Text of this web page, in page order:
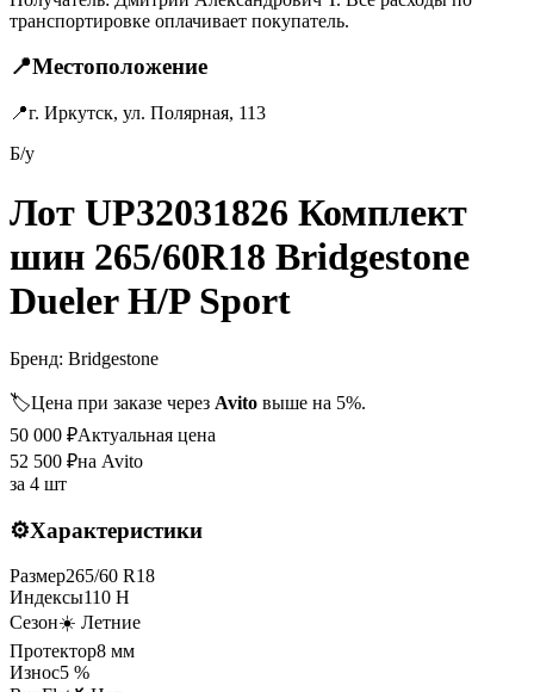
транспортировке оплачивает покупатель.
📍Местоположение
📍г. Иркутск, ул. Полярная, 113
Б/у
Лот UP32031826 Комплект
шин 265/60R18 Bridgestone
Dueler H/P Sport
Бренд: Bridgestone
🏷️Цена при заказе через Avito выше на 5%.
50 000 ₽Актуальная цена
52 500 ₽на Avito
за 4 шт
⚙️Характеристики
Размер265/60 R18
Индексы110 H
Сезон☀️ Летние
Протектор8 мм
Износ5 %